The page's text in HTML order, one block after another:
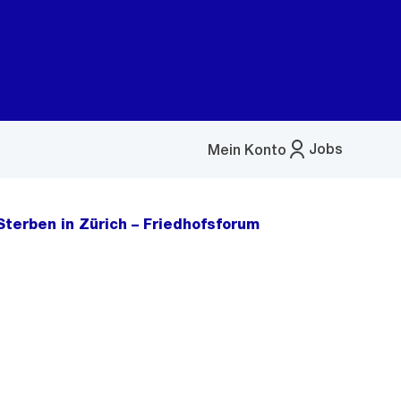
Jobs
Mein Konto
Menü
in Zürich – Friedhofsforum